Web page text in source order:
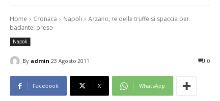
Home Cronaca Napoli
Arzano, re delle truffe si spaccia per
badante: preso
Napoli
By admin 23 Agosto 2011 0
Facebook X WhatsApp